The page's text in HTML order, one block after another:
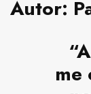
Autor:
me